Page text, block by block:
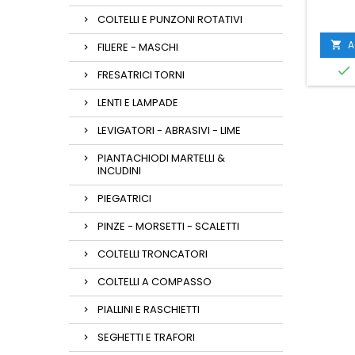
COLTELLI E PUNZONI ROTATIVI
FILIERE - MASCHI
FRESATRICI TORNI
LENTI E LAMPADE
LEVIGATORI - ABRASIVI - LIME
PIANTACHIODI MARTELLI &
INCUDINI
PIEGATRICI
PINZE - MORSETTI - SCALETTI
COLTELLI TRONCATORI
COLTELLI A COMPASSO
PIALLINI E RASCHIETTI
SEGHETTI E TRAFORI

